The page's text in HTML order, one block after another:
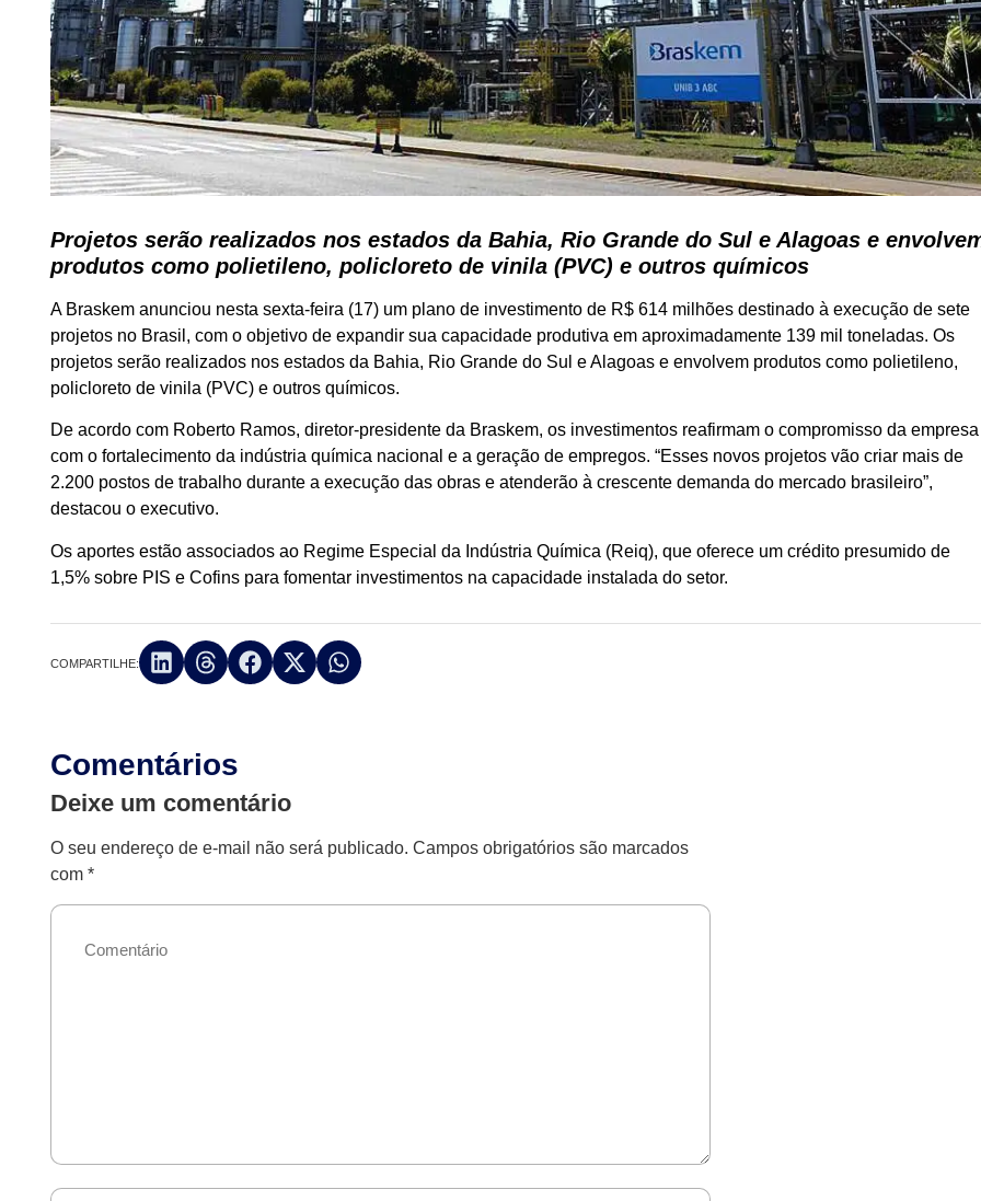
Projetos serão realizados nos estados da Bahia, Rio Grande do Sul e Alagoas e
produtos como polietileno, policloreto de vinila (PVC) e outros químicos
A Braskem anunciou nesta sexta-feira (17) um plano de investimento de R$ 614 milhões destinado à execução de sete
projetos no Brasil, com o objetivo de expandir sua capacidade produtiva em aproximadamente 139 mil toneladas. Os
projetos serão realizados nos estados da Bahia, Rio Grande do Sul e Alagoas e envolvem produtos como polietileno,
policloreto de vinila (PVC) e outros químicos.
De acordo com Roberto Ramos, diretor-presidente da Braskem, os investimentos reafirmam o compromisso da empresa
com o fortalecimento da indústria química nacional e a geração de empregos. “Esses novos projetos vão criar mais de
2.200 postos de trabalho durante a execução das obras e atenderão à crescente demanda do mercado brasileiro”,
destacou o executivo.
Os aportes estão associados ao Regime Especial da Indústria Química (Reiq), que oferece um crédito presumido de
1,5% sobre PIS e Cofins para fomentar investimentos na capacidade instalada do setor.
COMPARTILHE:
Comentários
Deixe um comentário
O seu endereço de e-mail não será publicado. Campos obrigatórios são marcados
com*